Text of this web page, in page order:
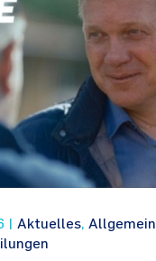
Aktuelles, Allgemein